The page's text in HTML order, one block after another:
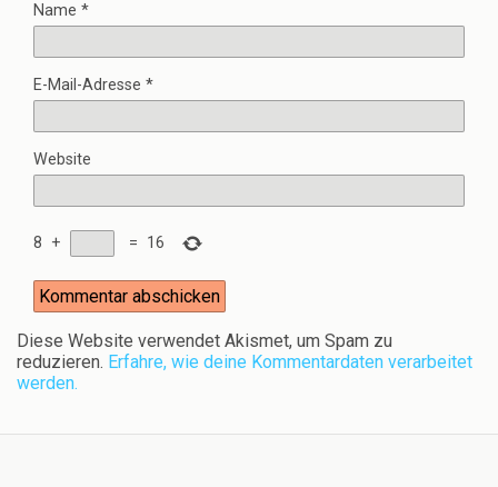
Name *
E-Mail-Adresse *
Website
8 + = 16
Diese Website verwendet Akismet, um Spam zu
reduzieren. Erfahre, wie deine Kommentardaten verarbeitet
werden.